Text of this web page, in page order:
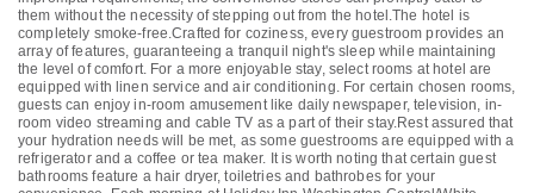
them without the necessity of stepping out from the hotel.The hotel is
completely smoke-free.Crafted for coziness, every guestroom provides an
array of features, guaranteeing a tranquil night's sleep while maintaining
the level of comfort. For a more enjoyable stay, select rooms at hotel are
equipped with linen service and air conditioning. For certain chosen rooms,
guests can enjoy in-room amusement like daily newspaper, television, in-
room video streaming and cable TV as a part of their stay.Rest assured that
your hydration needs will be met, as some guestrooms are equipped with a
refrigerator and a coffee or tea maker. It is worth noting that certain guest
bathrooms feature a hair dryer, toiletries and bathrobes for your